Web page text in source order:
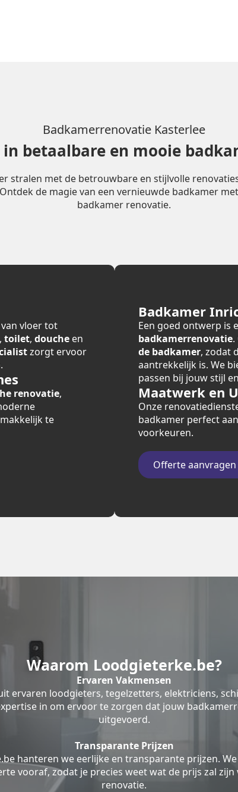
Badkamerrenovatie Kasterlee
betaalbare en mooie
stralen met de betrouwbare en stijlvolle
de magie van een vernieuwde badkamer
badkamer renovatie.
vloer tot
, toilet, douche en
zorgt ervoor
renovatie,
te
Badkamer
Een goed ontwerp is
badkamerrenovatie
de badkamer, zodat
aantrekkelijk is. We
passen bij jouw stijl
Maatwerk en
Onze
badkamer perfect
voorkeuren.
Offerte aanvragen
Waarom Loodgieterke.be?
Ervaren Vakmensen
ervaren loodgieters, tegelzetters, elektriciens,
in om ervoor te zorgen dat jouw
uitgevoerd.
Transparante Prijzen
hanteren we eerlijke en transparante prijzen.
vooraf, zodat je precies weet wat de prijs zal
renovatie.